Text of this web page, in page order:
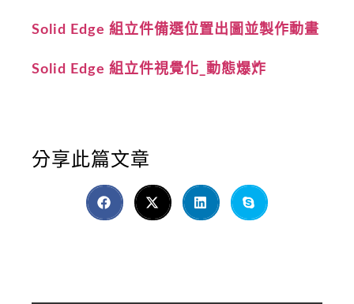
Solid Edge 組立件備選位置出圖並製作動畫
Solid Edge 組立件視覺化_動態爆炸
分享此篇文章